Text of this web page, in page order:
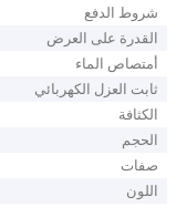
شروط الدفع
القدرة على العرض
أمتصاص الماء
ثابت العزل الكهربائي
الكثافة
الحجم
صفات
اللون